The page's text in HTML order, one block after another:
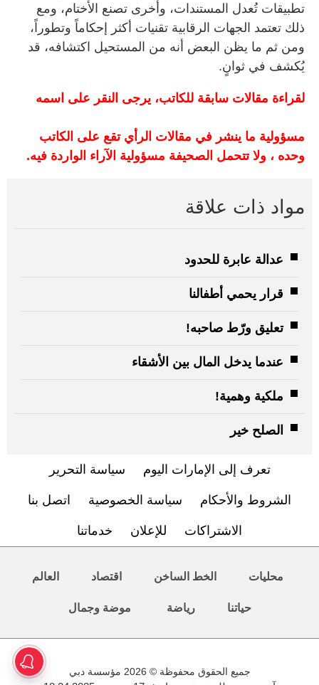
تطبيقات تُعدل المستندات، وأخرى تصنع الأختام، ومع
ذلك تعتمد الجهات الرقابية تقنيات أكثر إحكاماً وتطوراً،
ومن ثم ما يظن البعض أنه من المستحيل اكتشافه، قد
يُكشف في ثوانٍ.
لقراءة مقالات سابقة للكاتب، يرجى النقر على اسمه
مسؤولية ما ينشر في مقالات الرأي تقع على الكاتب
وحده ، ولا تتحمل الصحيفة مسؤولية الآراء الواردة فيه.
مواد ذات علاقة
عدالة عابرة للحدود
قرار يحمي أطفالنا
تعليق ورّط صاحبه!
عندما يدخل المال بين الأشقاء
ملكية وهمية!
الصلح خير
تعرف إلى الإمارات اليوم سياسة التحرير
الشروط والأحكام سياسة الخصوصية اتصل بنا
الاشتراكات للإعلان خدماتنا
محليات الخط الساخن اقتصاد العالم
حياتنا رياضة موضة وجمال
جميع الحقوق محفوظة © 2026 مؤسسة دبي